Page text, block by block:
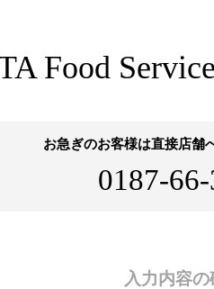
Food
お急ぎのお客様は直接店舗
0187-66-
入力内容の